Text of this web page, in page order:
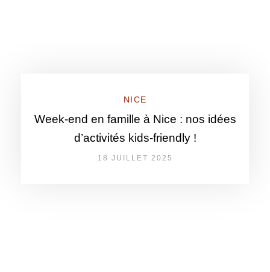
NICE
Week-end en famille à Nice : nos idées
d’activités kids-friendly !
18 JUILLET 2025